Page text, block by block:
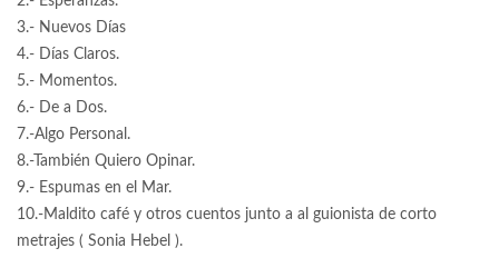
3.- Nuevos Días
4.- Días Claros.
5.- Momentos.
6.- De a Dos.
7.-Algo Personal.
8.-También Quiero Opinar.
9.- Espumas en el Mar.
10.-Maldito café y otros cuentos junto a al guionista de corto
metrajes ( Sonia Hebel ).